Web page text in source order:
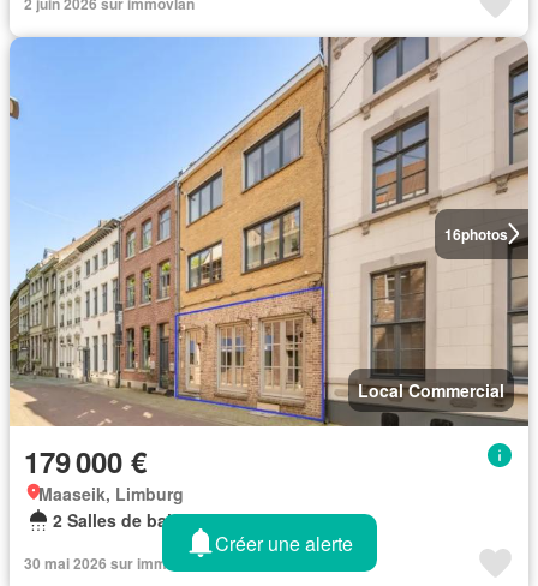
16photos
Local Commercial
179 000 €
Maaseik, Limburg
2 Salles de bain
30 mai 2026 sur immovlan
Créer une alerte